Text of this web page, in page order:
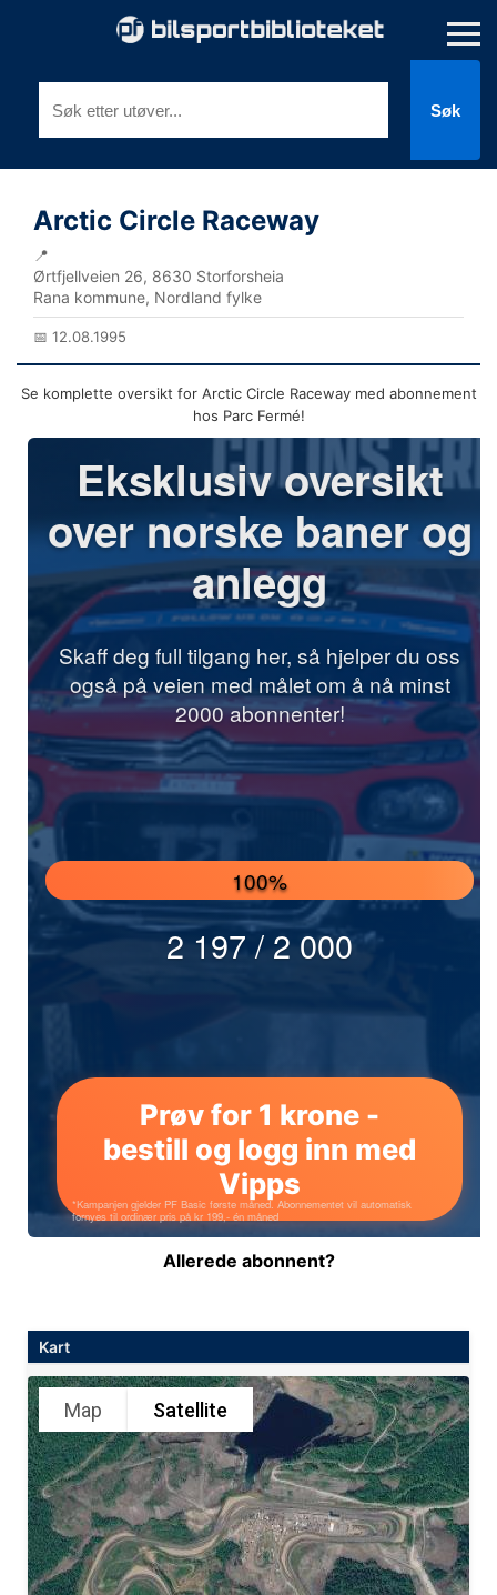
Søk
Arctic Circle Raceway
📍
Ørtfjellveien 26, 8630 Storforsheia
Rana kommune, Nordland fylke
📅 12.08.1995
Se komplette oversikt for Arctic Circle Raceway med abonnement
hos Parc Fermé!
Allerede abonnent?
Kart
Map Satellite